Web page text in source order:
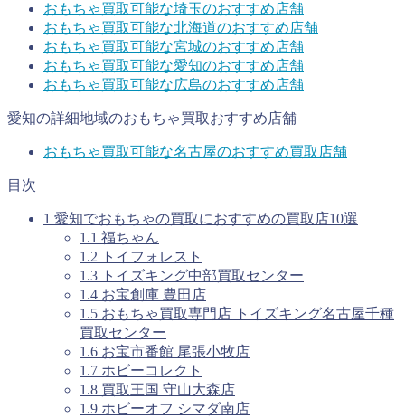
おもちゃ買取可能な埼玉のおすすめ店舗
おもちゃ買取可能な北海道のおすすめ店舗
おもちゃ買取可能な宮城のおすすめ店舗
おもちゃ買取可能な愛知のおすすめ店舗
おもちゃ買取可能な広島のおすすめ店舗
愛知の詳細地域のおもちゃ買取おすすめ店舗
おもちゃ買取可能な名古屋のおすすめ買取店舗
目次
1 愛知でおもちゃの買取におすすめの買取店10選
1.1 福ちゃん
1.2 トイフォレスト
1.3 トイズキング中部買取センター
1.4 お宝創庫 豊田店
1.5 おもちゃ買取専門店 トイズキング名古屋千種
買取センター
1.6 お宝市番館 尾張小牧店
1.7 ホビーコレクト
1.8 買取王国 守山大森店
1.9 ホビーオフ シマダ南店